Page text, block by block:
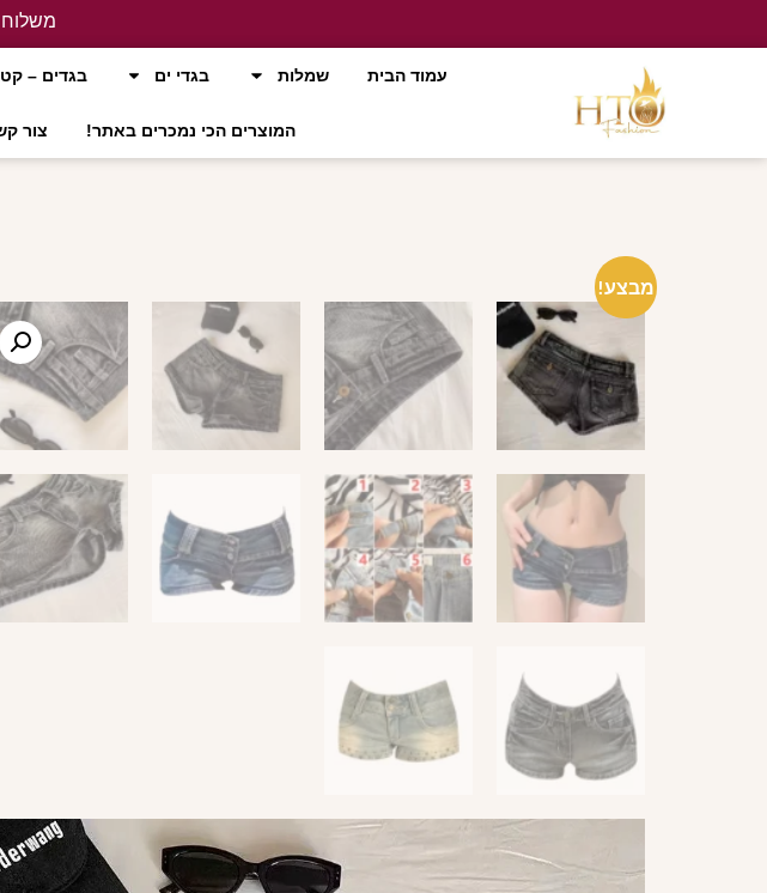
משלוח
עמוד הבית
שמלות בגדי ים בגדים –
המוצרים הכי נמכרים באתר! צור
מבצע!